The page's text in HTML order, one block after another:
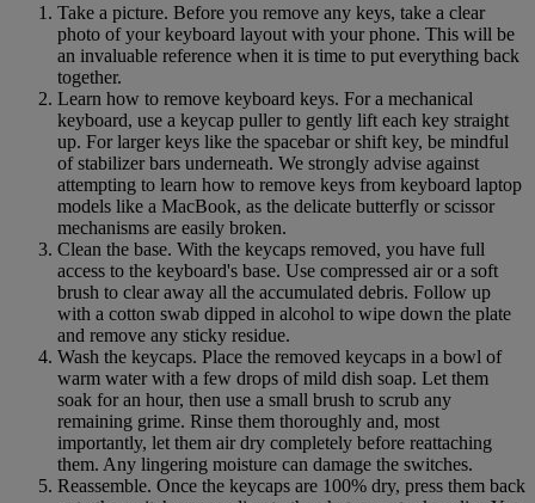
Take a picture. Before you remove any keys, take a clear
photo of your keyboard layout with your phone. This will be
an invaluable reference when it is time to put everything back
together.
Learn how to remove keyboard keys. For a mechanical
keyboard, use a keycap puller to gently lift each key straight
up. For larger keys like the spacebar or shift key, be mindful
of stabilizer bars underneath. We strongly advise against
attempting to learn how to remove keys from keyboard laptop
models like a MacBook, as the delicate butterfly or scissor
mechanisms are easily broken.
Clean the base. With the keycaps removed, you have full
access to the keyboard's base. Use compressed air or a soft
brush to clear away all the accumulated debris. Follow up
with a cotton swab dipped in alcohol to wipe down the plate
and remove any sticky residue.
Wash the keycaps. Place the removed keycaps in a bowl of
warm water with a few drops of mild dish soap. Let them
soak for an hour, then use a small brush to scrub any
remaining grime. Rinse them thoroughly and, most
importantly, let them air dry completely before reattaching
them. Any lingering moisture can damage the switches.
Reassemble. Once the keycaps are 100% dry, press them back